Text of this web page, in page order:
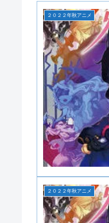
２０２２年秋アニメ
２０２２年秋アニメ